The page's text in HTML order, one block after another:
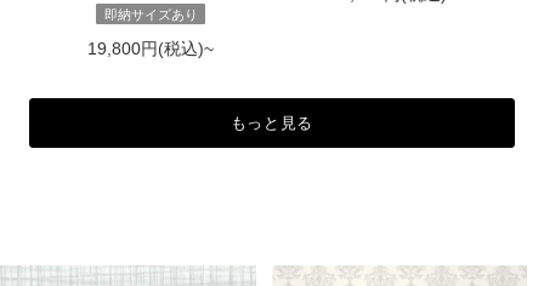
即納サイズあり
19,800円(税込)~
もっと見る